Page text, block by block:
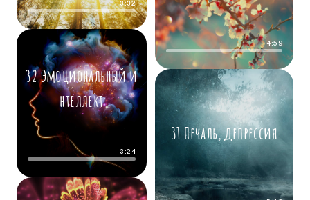
3:32
32 Эмоциональный и
нтеллект
3:24
4:59
31 Печаль, депрессия